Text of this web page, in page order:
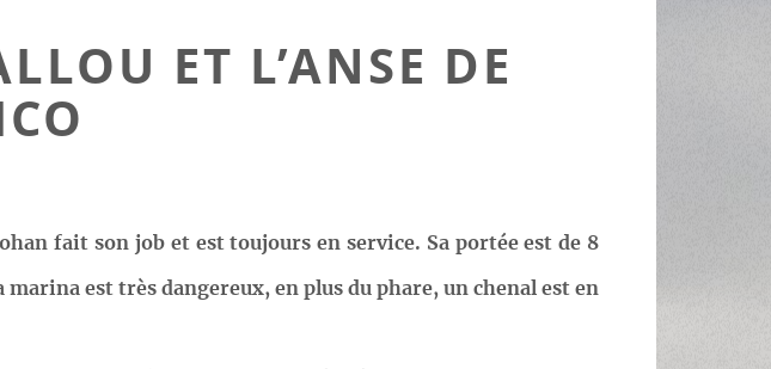
ET L’ANSE DE
fait son job et est toujours en service. Sa portée est de 8
marina est très dangereux, en plus du phare, un chenal est en